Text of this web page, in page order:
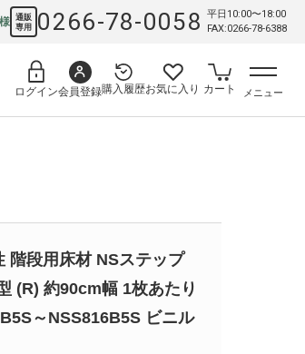
通販
専用
0266-78-0058
平日10:00〜18:00
FAX:0266-78-6388
ログイン会員登録購入履歴お気に入り カート メニュー
階段用床材 NSステップ
(R) 約90cm幅 1枚あたり
～NSS816B5S ビニル